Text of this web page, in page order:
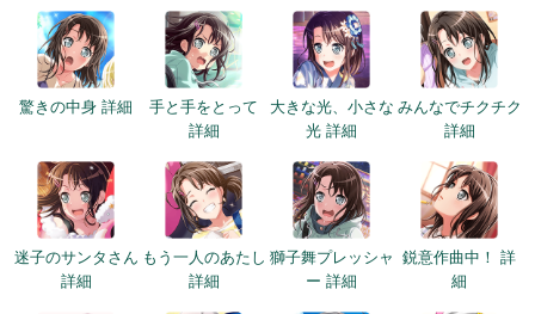
驚きの中身 詳細
手と手をとって
詳細
大きな光、小さな
光 詳細
みんなでチクチク
詳細
迷子のサンタさん
詳細
もう一人のあたし
詳細
獅子舞プレッシャ
ー 詳細
鋭意作曲中！ 詳
細